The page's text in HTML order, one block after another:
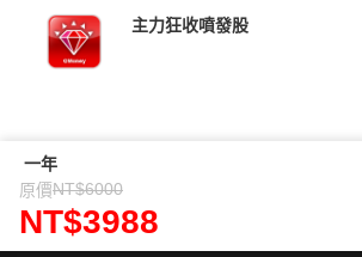
主力狂收噴發股
一年
原價NT$6000
NT$3988